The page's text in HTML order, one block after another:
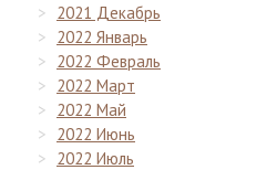
2021 Декабрь
2022 Январь
2022 Февраль
2022 Март
2022 Май
2022 Июнь
2022 Июль